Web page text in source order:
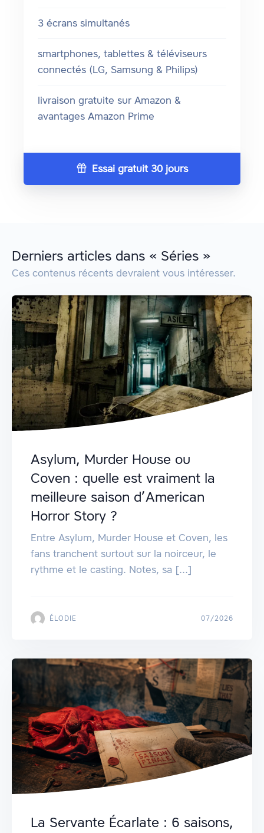
3 écrans simultanés
smartphones, tablettes & téléviseurs
connectés (LG, Samsung & Philips)
livraison gratuite sur Amazon &
avantages Amazon Prime
Essai gratuit 30 jours
Derniers articles dans « Séries »
Ces contenus récents devraient vous intéresser.
Asylum, Murder House ou
Coven : quelle est vraiment la
meilleure saison d’American
Horror Story ?
Entre Asylum, Murder House et Coven, les
fans tranchent surtout sur la noirceur, le
rythme et le casting. Notes, sa [...]
ÉLODIE 07/2026
La Servante Écarlate : 6 saisons,